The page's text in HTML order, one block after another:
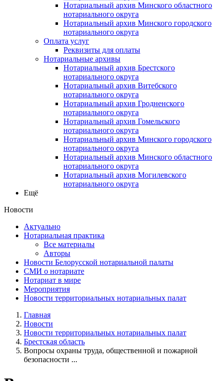
Нотариальный архив Минского областного
нотариального округа
Нотариальный архив Минского городского
нотариального округа
Оплата услуг
Реквизиты для оплаты
Нотариальные архивы
Нотариальный архив Брестского
нотариального округа
Нотариальный архив Витебского
нотариального округа
Нотариальный архив Гродненского
нотариального округа
Нотариальный архив Гомельского
нотариального округа
Нотариальный архив Минского городского
нотариального округа
Нотариальный архив Минского областного
нотариального округа
Нотариальный архив Могилевского
нотариального округа
Ещё
Новости
Актуально
Нотариальная практика
Все материалы
Авторы
Новости Белорусской нотариальной палаты
СМИ о нотариате
Нотариат в мире
Мероприятия
Новости территориальных нотариальных палат
Главная
Новости
Новости территориальных нотариальных палат
Брестская область
Вопросы охраны труда, общественной и пожарной
безопасности ...